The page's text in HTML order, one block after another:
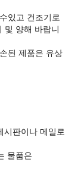
있고 건조기로
및 양해 바랍니
된 제품은 유상
시판이나 메일로
물품은